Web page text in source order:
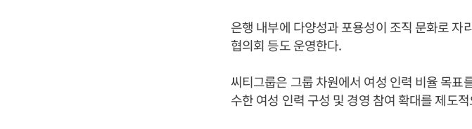
은행 내부에 다양성과 포용성이 조직 문화로 자
협의회 등도 운영한다.
씨티그룹은 그룹 차원에서 여성 인력 비율 목
수한 여성 인력 구성 및 경영 참여 확대를 제도